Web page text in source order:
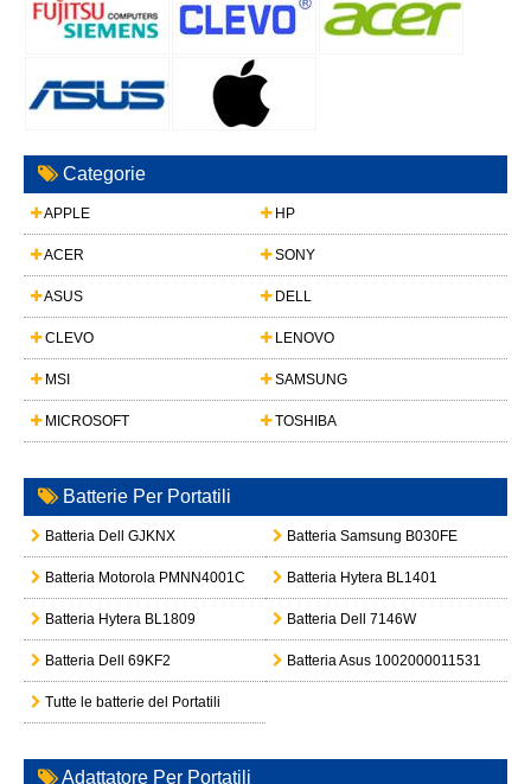
Categorie
APPLE HP
ACER SONY
ASUS DELL
CLEVO LENOVO
MSI SAMSUNG
MICROSOFT TOSHIBA
Batterie Per Portatili
Batteria Dell GJKNX Batteria Samsung B030FE
Batteria Motorola PMNN4001C Batteria Hytera BL1401
Batteria Hytera BL1809 Batteria Dell 7146W
Batteria Dell 69KF2 Batteria Asus 1002000011531
Tutte le batterie del Portatili
Adattatore Per Portatili